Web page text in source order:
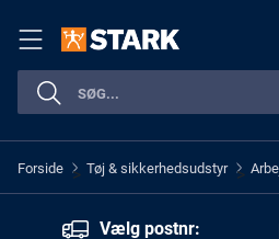
Forside > Tøj & sikkerhedsudstyr >
Vælg postnr: